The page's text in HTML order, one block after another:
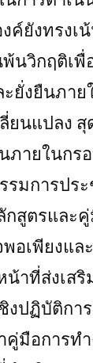
ค์ยังทรงเ
นวิกฤติเพื่
ยั่งยืนภาย
ยนแปลง สุ
ภายในกร
รมการปร
สูตรและ
พอเพียงแ
น้าที่ส่งเส
งปฏิบัติกา
มือการท